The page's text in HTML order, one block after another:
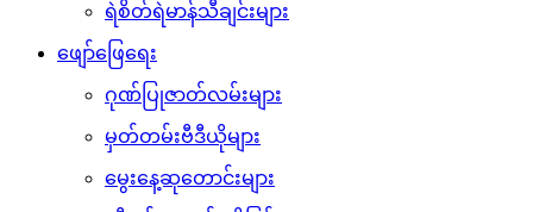
ရဲစိတ်ရဲမာန်သီချင်းများ
ဖျော်ဖြေရေး
ဂုဏ်ပြုဇာတ်လမ်းများ
မှတ်တမ်းဗီဒီယိုများ
မွေးနေ့ဆုတောင်းများ